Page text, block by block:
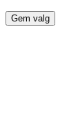
Gem valg